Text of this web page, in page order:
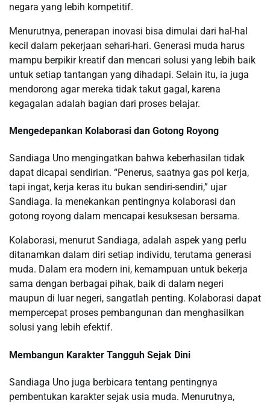
negara yang lebih kompetitif.
Menurutnya, penerapan inovasi bisa dimulai dari hal-hal
kecil dalam pekerjaan sehari-hari. Generasi muda harus
mampu berpikir kreatif dan mencari solusi yang lebih baik
untuk setiap tantangan yang dihadapi. Selain itu, ia juga
mendorong agar mereka tidak takut gagal, karena
kegagalan adalah bagian dari proses belajar.
Mengedepankan Kolaborasi dan Gotong Royong
Sandiaga Uno mengingatkan bahwa keberhasilan tidak
dapat dicapai sendirian. “Penerus, saatnya gas pol kerja,
tapi ingat, kerja keras itu bukan sendiri-sendiri,” ujar
Sandiaga. Ia menekankan pentingnya kolaborasi dan
gotong royong dalam mencapai kesuksesan bersama.
Kolaborasi, menurut Sandiaga, adalah aspek yang perlu
ditanamkan dalam diri setiap individu, terutama generasi
muda. Dalam era modern ini, kemampuan untuk bekerja
sama dengan berbagai pihak, baik di dalam negeri
maupun di luar negeri, sangatlah penting. Kolaborasi dapat
mempercepat proses pembangunan dan menghasilkan
solusi yang lebih efektif.
Membangun Karakter Tangguh Sejak Dini
Sandiaga Uno juga berbicara tentang pentingnya
pembentukan karakter sejak usia muda. Menurutnya,